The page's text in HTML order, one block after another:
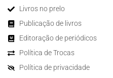
Livros no prelo
Publicação de livros
Editoração de periódicos
Política de Trocas
Política de privacidade